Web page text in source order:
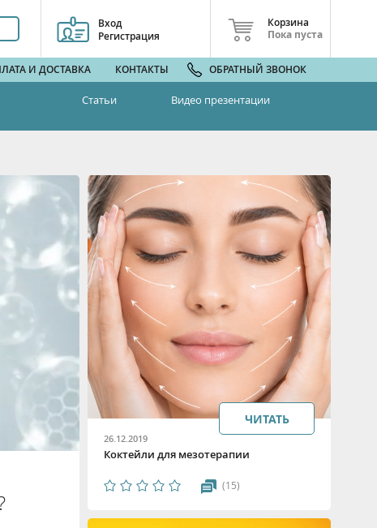
Вход
Регистрация
Корзина
Пока пуста
И ДОСТАВКА КОНТАКТЫ ОБРАТНЫЙ ЗВОНОК
Статьи Видео презентации
26.12.2019
Коктейли для мезотерапии
(15)
ЧИТАТЬ